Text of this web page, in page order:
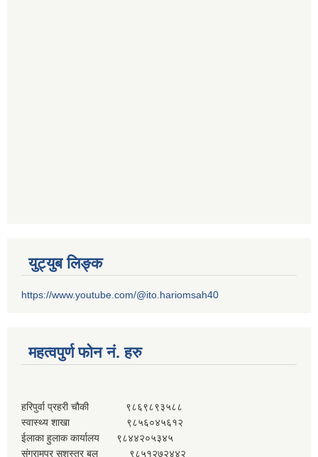
युट्युब लिङ्क
https://www.youtube.com/@ito.hariomsah40
महत्वपुर्ण फोन नं. हरु
हरिपुर्वा प्रहरी चौकी ९८६९८९३५८८
स्वास्थ्य शाखा ९८५६०४५६१२
ईलाका हुलाक कार्यालय ९८४४२०५३४५
संग्रामपुर सशस्त्र बल ९८५१२७२४४२